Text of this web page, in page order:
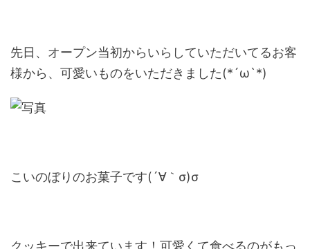
先日、オープン当初からいらしていただいてるお客
様から、可愛いものをいただきました(*´ω`*)
こいのぼりのお菓子です(´∀｀σ)σ
クッキーで出来ています！可愛くて食べるのがもっ